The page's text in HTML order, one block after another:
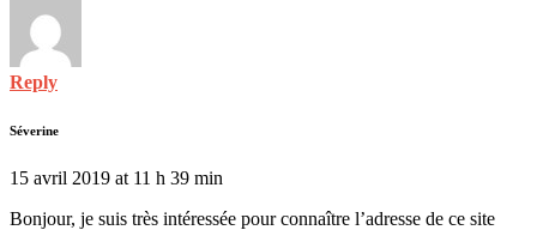
Reply
Séverine
15 avril 2019 at 11 h 39 min
Bonjour, je suis très intéressée pour connaître l’adresse de ce site